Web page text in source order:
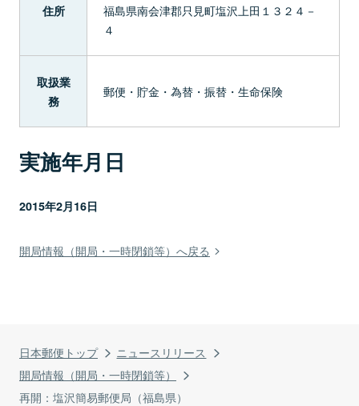
日本郵便トップ
ニュースリリース
開局情報（開局・一時閉鎖等）
再開：塩沢簡易郵便局（福島県）
住所
福島県南会津郡只見町塩沢上田１３２４－
４
取扱業
務
郵便・貯金・為替・振替・生命保険
実施年月日
2015年2月16日
開局情報（開局・一時閉鎖等）へ戻る